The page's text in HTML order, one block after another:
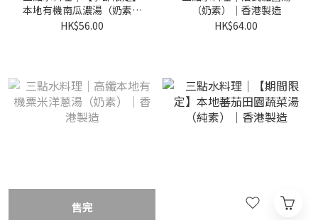
本地有機南瓜濃湯（奶素）
｜香港製造
HK$56.00
（奶素）｜香港製造
HK$64.00
售完